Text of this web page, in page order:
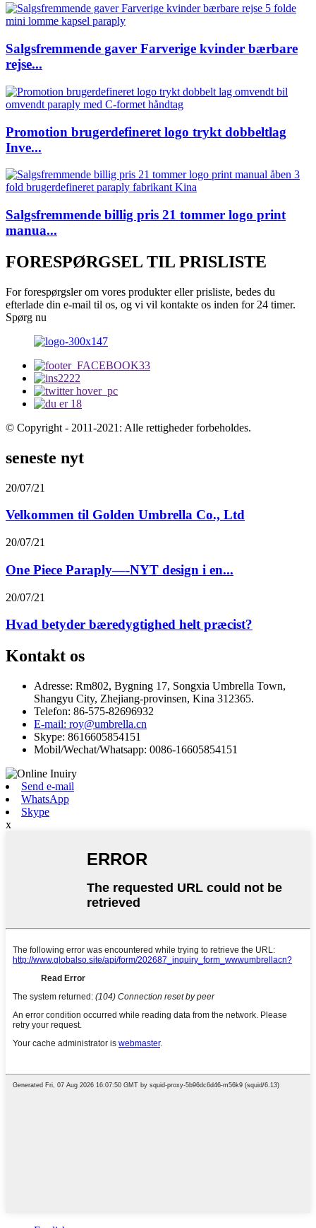
Salgsfremmende gaver Farverige kvinder bærbare
rejse...
Promotion brugerdefineret logo trykt dobbeltlag
Inve...
Salgsfremmende billig pris 21 tommer logo print
manua...
FORESPØRGSEL TIL PRISLISTE
For forespørgsler om vores produkter eller prisliste, bedes du
efterlade din e-mail til os, og vi vil kontakte os inden for 24 timer.
Spørg nu
© Copyright - 2011-2021: Alle rettigheder forbeholdes.
seneste nyt
20/07/21
Velkommen til Golden Umbrella Co., Ltd
20/07/21
One Piece Paraply—-NYT design i en...
20/07/21
Hvad betyder bæredygtighed helt præcist?
Kontakt os
Adresse: Rm802, Bygning 17, Songxia Umbrella Town,
Shangyu City, Zhejiang-provinsen, Kina 312365.
Telefon: 86-575-82696932
E-mail: roy@umbrella.cn
Skype: 8616605854151
Mobil/Wechat/Whatsapp: 0086-16605854151
Send e-mail
WhatsApp
Skype
x